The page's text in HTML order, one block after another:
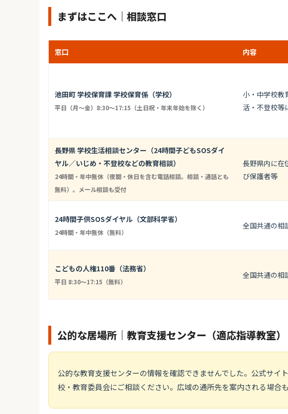
まずはここへ｜相談窓口
窓口 内容
池田町 学校保育課 学校保育係（学校）
平日（月〜金）8:30〜17:15（土日祝・年末年始を除く）
小・中学校教
活・不登校等
長野県 学校生活相談センター（24時間子どもSOSダイ
ヤル／いじめ・不登校などの教育相談）
24時間・年中無休（夜間・休日を含む電話相談。相談・通話とも
無料）。メール相談も受付
長野県内に在
び保護者等
24時間子供SOSダイヤル（文部科学省）
24時間・年中無休（無料）
全国共通の相
こどもの人権110番（法務省）
平日 8:30〜17:15（無料）
全国共通の相
公的な居場所｜教育支援センター（適応指導教室）
公的な教育支援センターの情報を確認できませんでした。公式サイ
校・教育委員会にご相談ください。広域の通所先を案内される場合も